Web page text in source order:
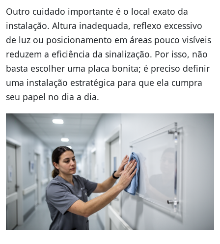
Outro cuidado importante é o local exato da
instalação. Altura inadequada, reflexo excessivo
de luz ou posicionamento em áreas pouco visíveis
reduzem a eficiência da sinalização. Por isso, não
basta escolher uma placa bonita; é preciso definir
uma instalação estratégica para que ela cumpra
seu papel no dia a dia.